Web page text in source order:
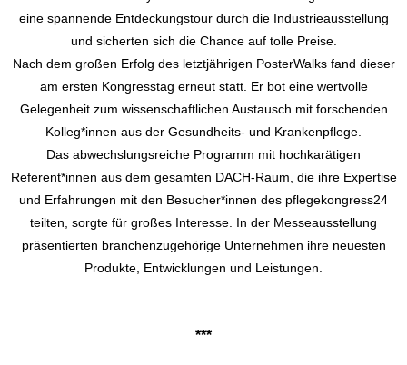
eine spannende Entdeckungstour durch die Industrieausstellung
und sicherten sich die Chance auf tolle Preise.
Nach dem großen Erfolg des letztjährigen PosterWalks fand dieser
am ersten Kongresstag erneut statt. Er bot eine wertvolle
Gelegenheit zum wissenschaftlichen Austausch mit forschenden
Kolleg*innen aus der Gesundheits- und Krankenpflege.
Das abwechslungsreiche Programm mit hochkarätigen
Referent*innen aus dem gesamten DACH-Raum, die ihre Expertise
und Erfahrungen mit den Besucher*innen des pflegekongress24
teilten, sorgte für großes Interesse. In der Messeausstellung
präsentierten branchenzugehörige Unternehmen ihre neuesten
Produkte, Entwicklungen und Leistungen.
***